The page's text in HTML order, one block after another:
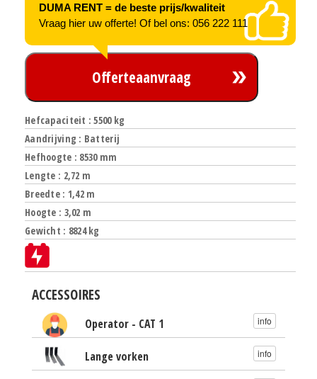
DUMA RENT = de beste prijs/kwaliteit
Vraag hier uw offerte! Of bel ons: 056 222 111
Offerteaanvraag
Hefcapaciteit : 5500 kg
Aandrijving : Batterij
Hefhoogte : 8530 mm
Lengte : 2,72 m
Breedte : 1,42 m
Hoogte : 3,02 m
Gewicht : 8824 kg
ACCESSOIRES
Operator - CAT 1 info
Lange vorken info